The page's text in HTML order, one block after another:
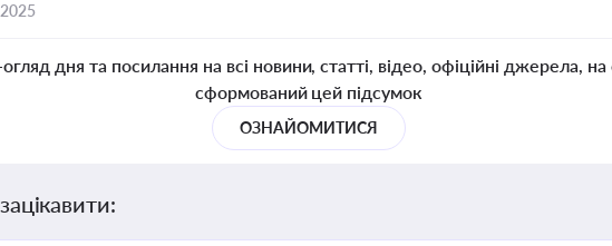
дня та посилання на всі новини, статті, відео, офіційні джерела, на
сформований цей підсумок
ОЗНАЙОМИТИСЯ